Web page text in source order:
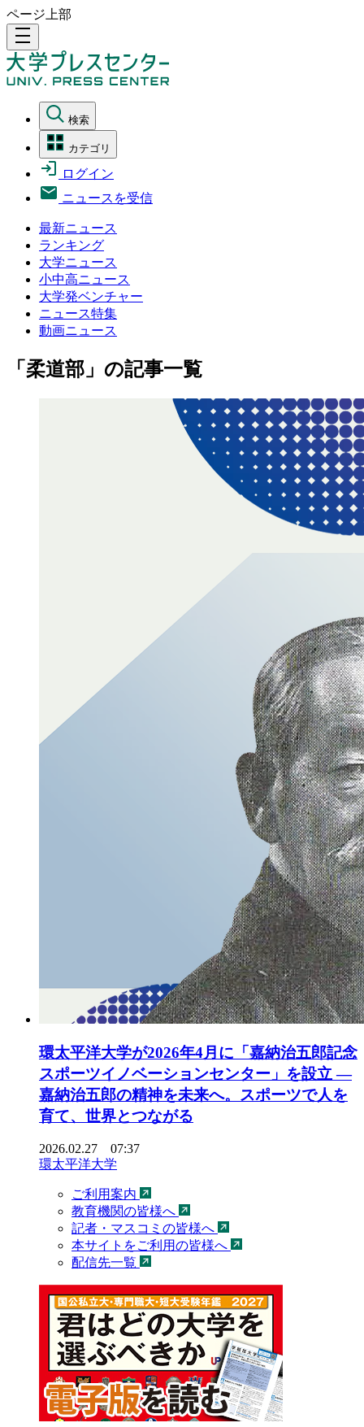
ページ上部
density_medium
検索
カテゴリ
ログイン
ニュースを受信
最新ニュース
ランキング
大学ニュース
小中高ニュース
大学発ベンチャー
ニュース特集
動画ニュース
「柔道部」の記事一覧
環太平洋大学が2026年4月に「嘉納治五郎記念
スポーツイノベーションセンター」を設立 ―
嘉納治五郎の精神を未来へ。スポーツで人を
育て、世界とつながる
2026.02.27 07:37
環太平洋大学
ご利用案内
教育機関の皆様へ
記者・マスコミの皆様へ
本サイトをご利用の皆様へ
配信先一覧